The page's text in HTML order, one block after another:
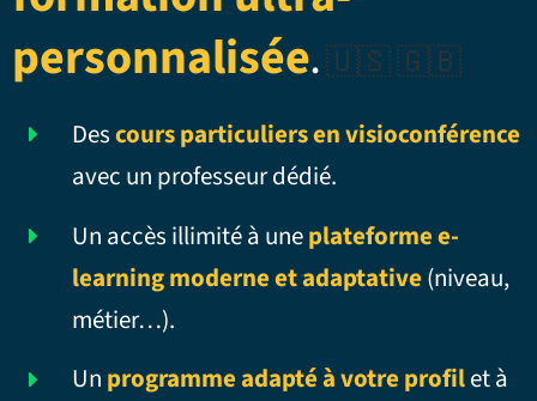
personnalisée.🇺🇸 🇬🇧
Descours particuliers en visioconférence
avec un professeur dédié.
Un accès illimité à uneplateforme e-
learning moderne et adaptative (niveau,
métier…).
Un programme adapté à votre profilet à